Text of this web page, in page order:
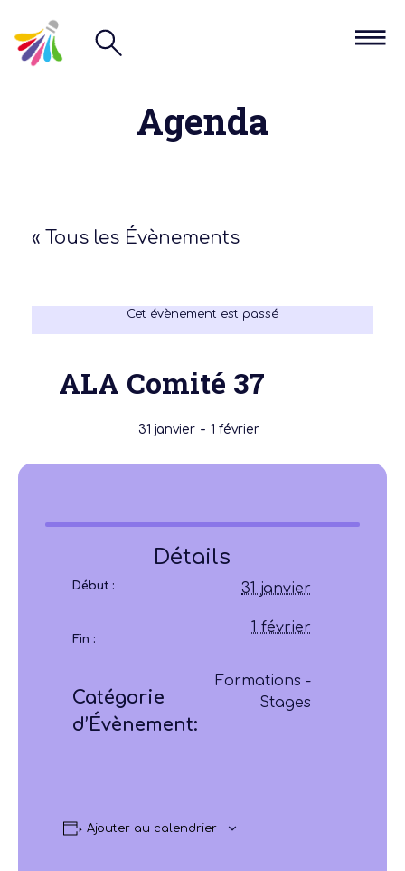
Agenda
« Tous les Évènements
Cet évènement est passé
ALA Comité 37
31 janvier - 1 février
Détails
Début : 31 janvier
Fin :
1 février
Catégorie
d’Évènement:
Formations -
Stages
Ajouter au calendrier